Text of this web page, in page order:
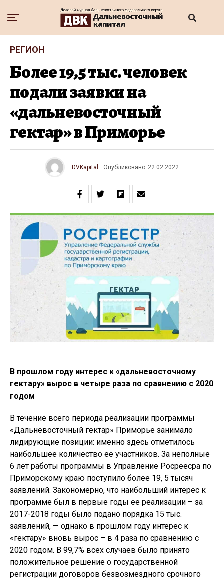
РЕГИОН
Более 19,5 тыс. человек
подали заявки на
«дальневосточный
гектар» в Приморье
DVKapital Опубликовано 22.02.2022
В прошлом году интерес к «дальневосточному
гектару» вырос в четыре раза по сравнению с 2020
годом
В течение всего периода реализации программы
«Дальневосточный гектар» Приморье занимало
лидирующие позиции: именно здесь отметилось
наибольшее количество ее участников. За неполные
6 лет работы программы в Управление Росреесра по
Приморскому краю поступило более 19, 5 тысяч
заявлений. Закономерно, что наибольший интерес к
программе был в первые годы ее реализации – за
2017-2018 годы было подано порядка 15 тыс.
заявлений, — однако в прошлом году интерес к
«гектару» вновь вырос – в 4 раза по сравнению с
2020 годом. В 99,7% всех случаев было принято
положительное решение о государственной
регистрации договоров безвозмездного срочного